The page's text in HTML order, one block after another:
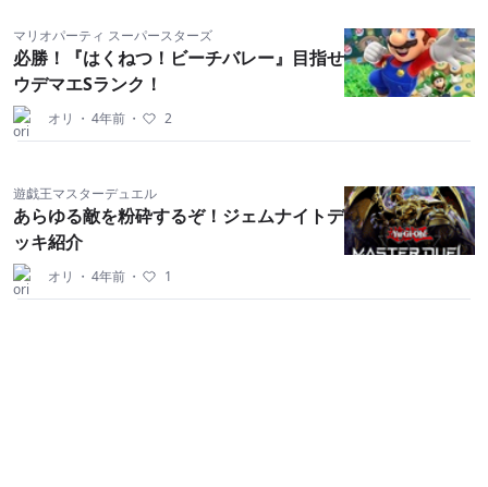
マリオパーティ スーパースターズ
必勝！『はくねつ！ビーチバレー』目指せ
ウデマエSランク！
オリ ・ 4年前 ・ 2
遊戯王マスターデュエル
あらゆる敵を粉砕するぞ！ジェムナイトデ
ッキ紹介
オリ ・ 4年前 ・ 1